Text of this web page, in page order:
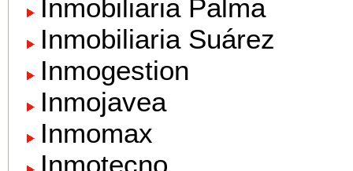
Inmobiliaria Palma
Inmobiliaria Suárez
Inmogestion
Inmojavea
Inmomax
Inmotecno